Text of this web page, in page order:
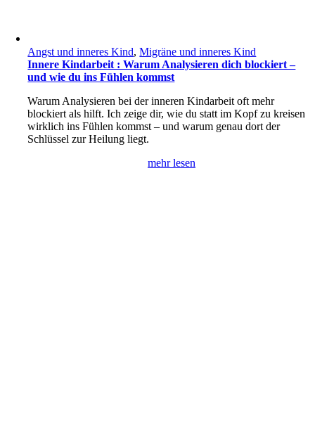
Angst und inneres Kind,Migräne und inneres Kind
Innere Kindarbeit : Warum Analysieren dich blockiert –
und wie du ins Fühlen kommst
Warum Analysieren bei der inneren Kindarbeit oft mehr
blockiert als hilft. Ich zeige dir, wie du statt im Kopf zu kreisen
wirklich ins Fühlen kommst – und warum genau dort der
Schlüssel zur Heilung liegt.
mehr lesen